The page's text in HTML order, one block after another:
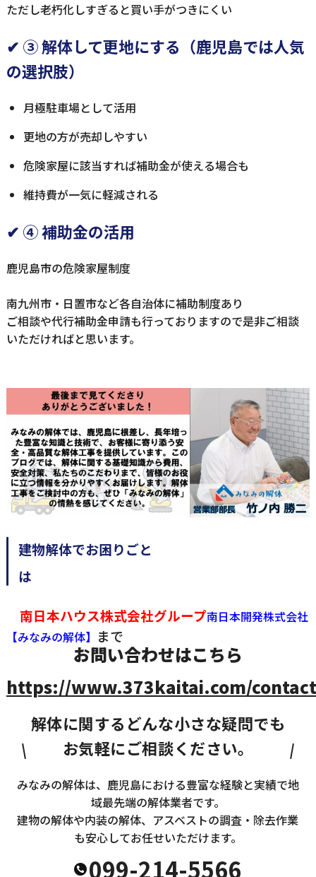
ただし老朽化しすぎると買い手がつきにくい
✔ ③ 解体して更地にする（鹿児島では人気
の選択肢）
月極駐車場として活用
更地の方が売却しやすい
危険家屋に該当すれば補助金が使える場合も
維持費が一気に軽減される
✔ ④ 補助金の活用
鹿児島市の危険家屋制度
南九州市・日置市など各自治体に補助制度あり
ご相談や代行補助金申請も行っておりますので是非ご相談
いただければと思います。
建物解体でお困りごと
南日本ハウス株式会社グループ南日本開発株式会社
【みなみの解体】 まで
お問い合わせはこちら
https://www.373kaitai.com/
解体に関するどんな小さな疑問でも
お気軽にご相談ください。
みなみの解体は、鹿児島における豊富な経験と実績で地
域最先端の解体業者です。
建物の解体や内装の解体、アスベストの調査・除去作業
も安心してお任せいただけます。
099-214-5566